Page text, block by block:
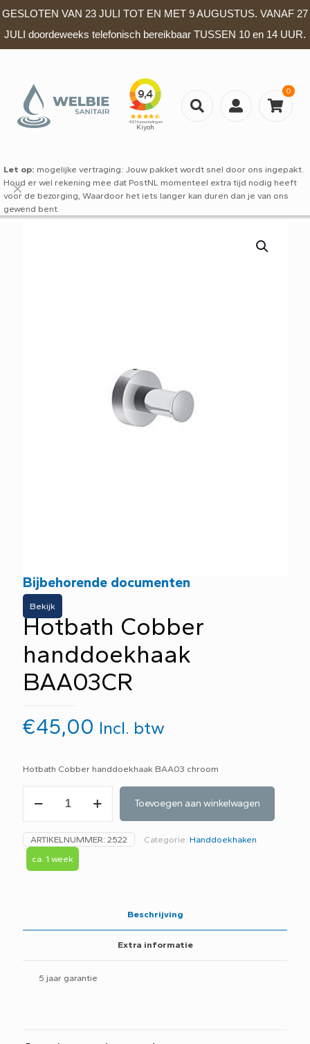
GESLOTEN VAN 23 JULI TOT EN MET 9 AUGUSTUS. VANAF 27
JULI doordeweeks telefonisch bereikbaar TUSSEN 10 en 14 UUR.
0
Let op: mogelijke vertraging: Jouw pakket wordt snel door ons ingepakt.
Houd er wel rekening mee dat PostNL momenteel extra tijd nodig heeft
voor de bezorging, Waardoor het iets langer kan duren dan je van ons
gewend bent.
✕
Bijbehorende documenten
Bekijk
Hotbath Cobber
handdoekhaak
BAA03CR
€45,00 Incl. btw
Hotbath Cobber handdoekhaak BAA03 chroom
Cobber
BAA03CR
aantal
Toevoegen aan winkelwagen
ARTIKELNUMMER: 2522 Categorie: Handdoekhaken
ca. 1 week
Beschrijving
Extra informatie
5 jaar garantie